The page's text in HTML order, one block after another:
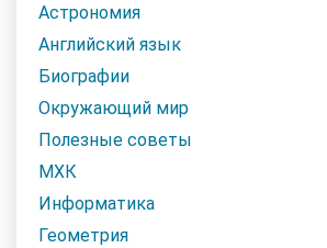
Астрономия
Английский язык
Биографии
Окружающий мир
Полезные советы
МХК
Информатика
Геометрия